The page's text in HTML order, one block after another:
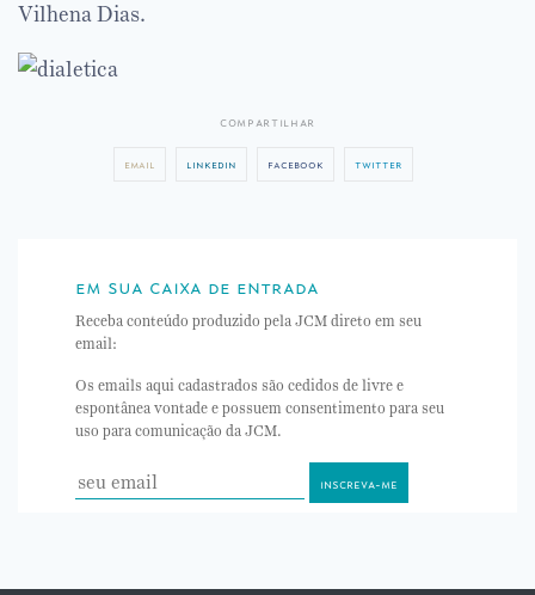
Vilhena Dias.
compartilhar
email linkedin facebook twitter
em sua caixa de entrada
Receba conteúdo produzido pela JCM direto em seu
email:
Os emails aqui cadastrados são cedidos de livre e
espontânea vontade e possuem consentimento para seu
uso para comunicação da JCM.